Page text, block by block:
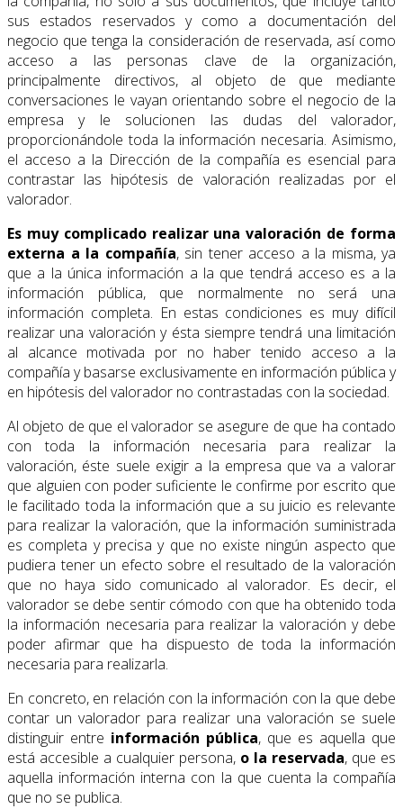
sus estados reservados y como a documentación del
negocio que tenga la consideración de reservada, así como
acceso a las personas clave de la organización,
principalmente directivos, al objeto de que mediante
conversaciones le vayan orientando sobre el negocio de la
empresa y le solucionen las dudas del valorador,
proporcionándole toda la información necesaria. Asimismo,
el acceso a la Dirección de la compañía es esencial para
contrastar las hipótesis de valoración realizadas por el
valorador.
Es muy complicado realizar una valoración de forma
externa a la compañía, sin tener acceso a la misma, ya
que a la única información a la que tendrá acceso es a la
información pública, que normalmente no será una
información completa. En estas condiciones es muy difícil
realizar una valoración y ésta siempre tendrá una limitación
al alcance motivada por no haber tenido acceso a la
compañía y basarse exclusivamente en información pública y
en hipótesis del valorador no contrastadas con la sociedad.
Al objeto de que el valorador se asegure de que ha contado
con toda la información necesaria para realizar la
valoración, éste suele exigir a la empresa que va a valorar
que alguien con poder suficiente le confirme por escrito que
le facilitado toda la información que a su juicio es relevante
para realizar la valoración, que la información suministrada
es completa y precisa y que no existe ningún aspecto que
pudiera tener un efecto sobre el resultado de la valoración
que no haya sido comunicado al valorador. Es decir, el
valorador se debe sentir cómodo con que ha obtenido toda
la información necesaria para realizar la valoración y debe
poder afirmar que ha dispuesto de toda la información
necesaria para realizarla.
En concreto, en relación con la información con la que debe
contar un valorador para realizar una valoración se suele
distinguir entre información pública, que es aquella que
está accesible a cualquier persona, o la reservada, que es
aquella información interna con la que cuenta la compañía
que no se publica.